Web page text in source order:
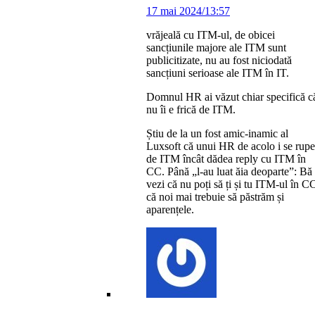
17 mai 2024/13:57
vrăjeală cu ITM-ul, de obicei
sancțiunile majore ale ITM sunt
publicitizate, nu au fost niciodată
sancțiuni serioase ale ITM în IT.
Domnul HR ai văzut chiar specifică
nu îi e frică de ITM.
Știu de la un fost amic-inamic al
Luxsoft că unui HR de acolo i se
de ITM încât dădea reply cu ITM în
CC. Până „l-au luat ăia deoparte”: Bă
vezi că nu poți să ți și tu ITM-ul în
că noi mai trebuie să păstrăm și
aparențele.